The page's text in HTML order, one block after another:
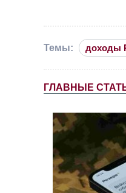
Темы: доходы
ГЛАВНЫЕ